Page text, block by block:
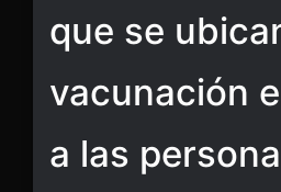
que se
vacunación
a las